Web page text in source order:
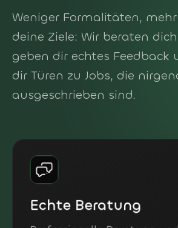
Weniger Formalitäten,
deine Ziele: Wir beraten
geben dir echtes Feedback
dir Türen zu Jobs, die
ausgeschrieben sind.
Echte Beratung